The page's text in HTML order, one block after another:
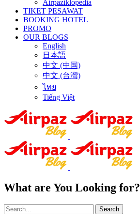
Airpaziklopedia
TIKET PESAWAT
BOOKING HOTEL
PROMO
OUR BLOGS
English
日本語
中文 (中国)
中文 (台灣)
ไทย
Tiếng Việt
What are You Looking for?
Search